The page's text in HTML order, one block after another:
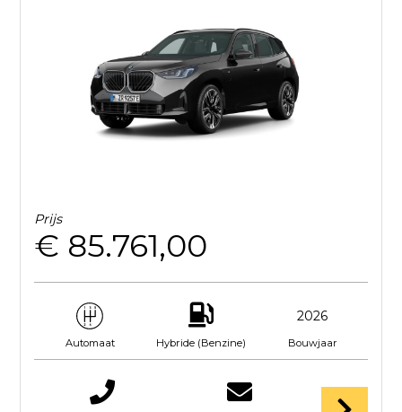
Prijs
€ 85.761,00
Automaat Hybride (Benzine)
2026
Bouwjaar